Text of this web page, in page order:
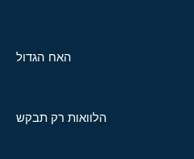
האח הגדול
הלוואות רק תבקש